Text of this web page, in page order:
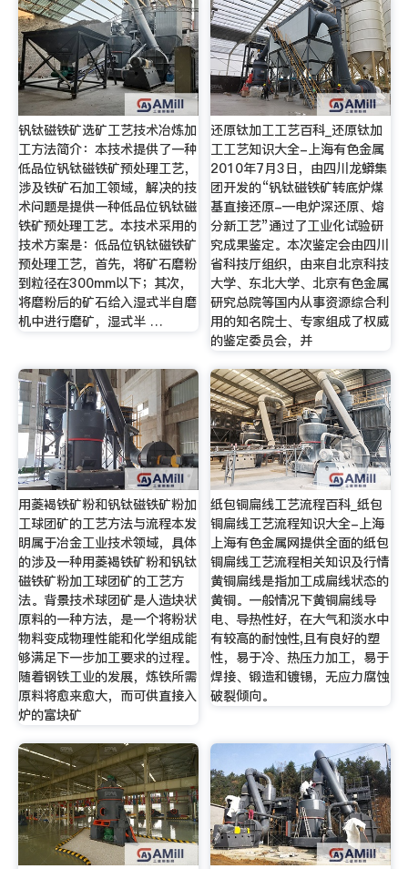
钒钛磁铁矿选矿工艺技术冶炼加
工方法简介：本技术提供了一种
低品位钒钛磁铁矿预处理工艺，
涉及铁矿石加工领域，解决的技
术问题是提供一种低品位钒钛磁
铁矿预处理工艺。本技术采用的
技术方案是：低品位钒钛磁铁矿
预处理工艺，首先，将矿石磨粉
到粒径在300mm以下；其次，
将磨粉后的矿石给入湿式半自磨
机中进行磨矿，湿式半 …
还原钛加工工艺百科_还原钛加
工工艺知识大全-上海有色金属
2010年7月3日，由四川龙蟒集
团开发的“钒钛磁铁矿转底炉煤
基直接还原-—电炉深还原、熔
分新工艺”通过了工业化试验研
究成果鉴定。本次鉴定会由四川
省科技厅组织，由来自北京科技
大学、东北大学、北京有色金属
研究总院等国内从事资源综合利
用的知名院士、专家组成了权威
的鉴定委员会，并
用菱褐铁矿粉和钒钛磁铁矿粉加
工球团矿的工艺方法与流程本发
明属于冶金工业技术领域，具体
的涉及一种用菱褐铁矿粉和钒钛
磁铁矿粉加工球团矿的工艺方
法。背景技术球团矿是人造块状
原料的一种方法，是一个将粉状
物料变成物理性能和化学组成能
够满足下一步加工要求的过程。
随着钢铁工业的发展，炼铁所需
原料将愈来愈大，而可供直接入
炉的富块矿
纸包铜扁线工艺流程百科_纸包
铜扁线工艺流程知识大全-上海
上海有色金属网提供全面的纸包
铜扁线工艺流程相关知识及行情
黄铜扁线是指加工成扁线状态的
黄铜。一般情况下黄铜扁线导
电、导热性好，在大气和淡水中
有较高的耐蚀性,且有良好的塑
性，易于冷、热压力加工，易于
焊接、锻造和镀锡，无应力腐蚀
破裂倾向。